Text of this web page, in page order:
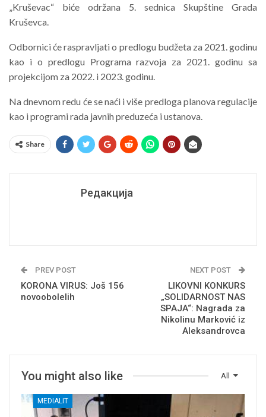
„Kruševac“ biće održana 5. sednica Skupštine Grada
Kruševca.
Odbornici će raspravljati o predlogu budžeta za 2021. godinu
kao i o predlogu Programa razvoja za 2021. godinu sa
projekcijom za 2022. i 2023. godinu.
Na dnevnom redu će se naći i više predloga planova regulacije
kao i programi rada javnih preduzeća i ustanova.
Share
Редакција
PREV POST
KORONA VIRUS: Još 156
novoobolelih
NEXT POST
LIKOVNI KONKURS
„SOLIDARNOST NAS
SPAJA“: Nagrada za
Nikolinu Marković iz
Aleksandrovca
All
You might also like
MEDIALIT